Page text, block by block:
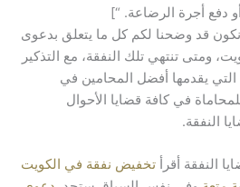
دفع أجرة الرضاعة. “]
نكون قد وضحنا لكم كل ما يتعلق بدعوى
ومتى تنتهي تلك النفقة، مع التذكير
التي يقدمها أفضل المحامين في
في كافة قضايا الأحوال
النفقة.
النفقة أقرأتخفيض نفقة في الكويت